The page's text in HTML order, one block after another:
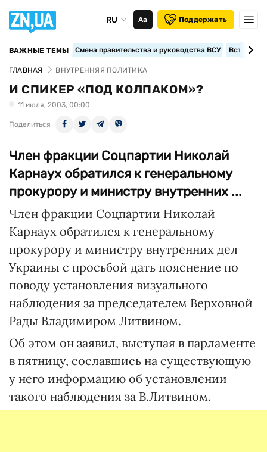
RU Аа Поддержать
ВАЖНЫЕ ТЕМЫ Смена правительства и руководства ВСУ
ГЛАВНАЯ ВНУТРЕННЯЯ ПОЛИТИКА
И СПИКЕР «ПОД КОЛПАКОМ»?
11 июля, 2003, 00:00
Поделиться
Член фракции Соцпартии Николай
Карнаух обратился к генеральному
прокурору и министру внутренних ...
Член фракции Соцпартии Николай
Карнаух обратился к генеральному
прокурору и министру внутренних дел
Украины с просьбой дать пояснение по
поводу установления визуального
наблюдения за председателем Верховной
Рады Владимиром Литвином.
Об этом он заявил, выступая в парламенте
в пятницу, сославшись на существующую
у него информацию об установлении
такого наблюдения за В.Литвином.